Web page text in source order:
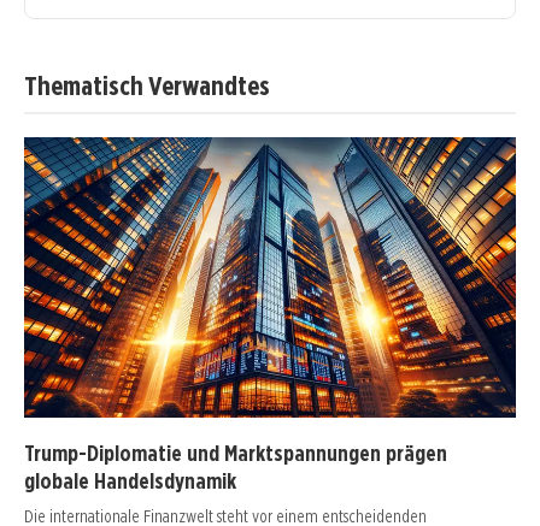
Thematisch Verwandtes
Trump-Diplomatie und Marktspannungen prägen
globale Handelsdynamik
Die internationale Finanzwelt steht vor einem entscheidenden